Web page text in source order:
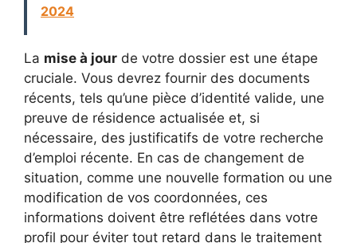
2024
La mise à jour de votre dossier est une étape
cruciale. Vous devrez fournir des documents
récents, tels qu’une pièce d’identité valide, une
preuve de résidence actualisée et, si
nécessaire, des justificatifs de votre recherche
d’emploi récente. En cas de changement de
situation, comme une nouvelle formation ou une
modification de vos coordonnées, ces
informations doivent être reflétées dans votre
profil pour éviter tout retard dans le traitement